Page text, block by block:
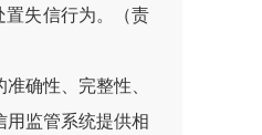
置失信行为。（责
确性、完整性、
用监管系统提供相